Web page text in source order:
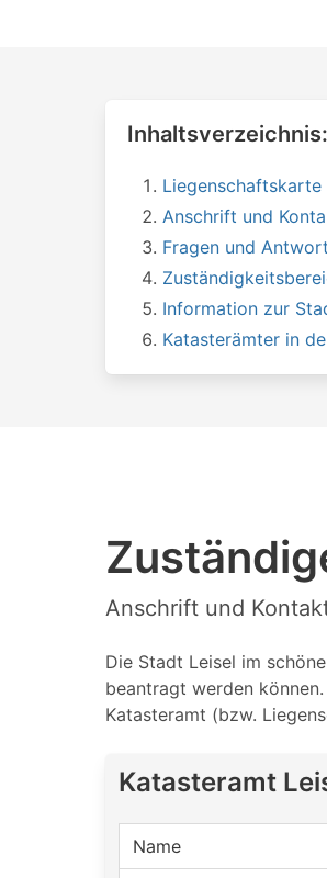
Inhaltsverzeichnis:
Anschrift und
Fragen und
Information zur
Katasterämter in
Anschrift und
Die Stadt Leisel im
beantragt werden
Katasteramt (bzw.
Katasteramt
Name